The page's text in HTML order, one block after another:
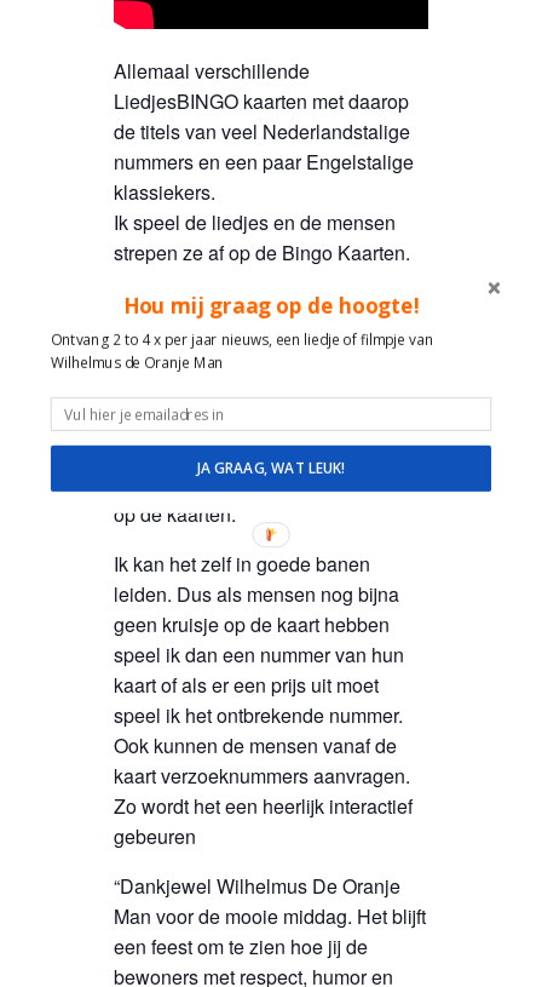
Allemaal verschillende
LiedjesBINGO kaarten met daarop
de titels van veel Nederlandstalige
nummers en een paar Engelstalige
klassiekers.
Ik speel de liedjes en de mensen
strepen ze af op de Bingo Kaarten.
Erg leuk en een heerlijke
ontspannen manier om contact te
maken. Omdat mensen samen met
buurvrouw, buurman of vrijwilliger dit
kunnen spelen en er altijd
gespreksstof is n.a.v. de nummers
op de kaarten.
Ik kan het zelf in goede banen
leiden. Dus als mensen nog bijna
geen kruisje op de kaart hebben
speel ik dan een nummer van hun
kaart of als er een prijs uit moet
speel ik het ontbrekende nummer.
Ook kunnen de mensen vanaf de
kaart verzoeknummers aanvragen.
Zo wordt het een heerlijk interactief
gebeuren
“Dankjewel Wilhelmus De Oranje
Man voor de mooie middag. Het blijft
een feest om te zien hoe jij de
bewoners met respect, humor en
Hou mij graag op de hoogte!
Ontvang 2 to 4 x per jaar nieuws, een liedje of filmpje van
Wilhelmus de Oranje Man
JA GRAAG, WAT LEUK!